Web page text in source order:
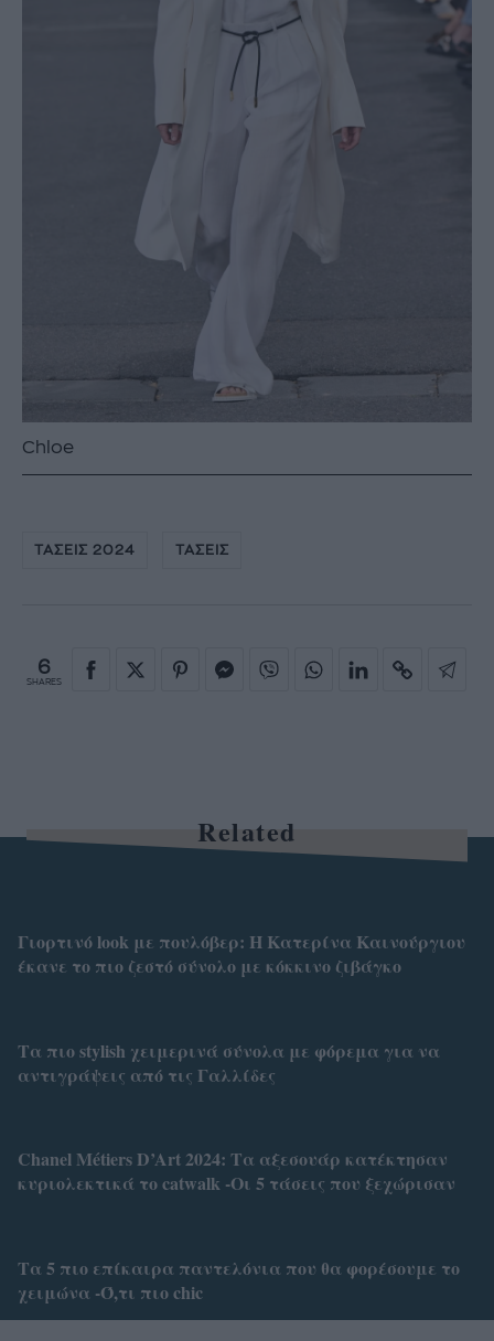
Chloe
ΤΑΣΕΙΣ 2024 ΤΑΣΕΙΣ
6
SHARES
Related
Γιορτινό look με πουλόβερ: Η Κατερίνα Καινούργιου
έκανε το πιο ζεστό σύνολο με κόκκινο ζιβάγκο
Τα πιο stylish χειμερινά σύνολα με φόρεμα για να
αντιγράψεις από τις Γαλλίδες
Chanel Métiers D’Art 2024: Τα αξεσουάρ κατέκτησαν
κυριολεκτικά το catwalk -Οι 5 τάσεις που ξεχώρισαν
Τα 5 πιο επίκαιρα παντελόνια που θα φορέσουμε το
χειμώνα -Ό,τι πιο chic